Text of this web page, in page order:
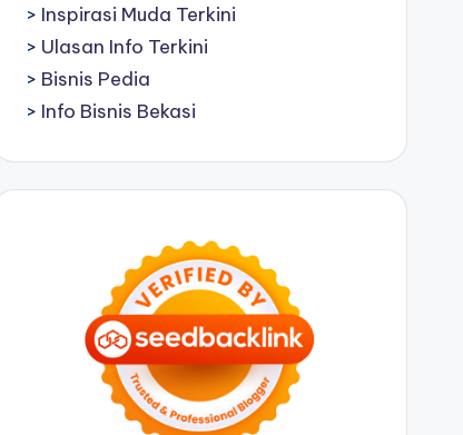
> Inspirasi Muda Terkini
> Ulasan Info Terkini
> Bisnis Pedia
> Info Bisnis Bekasi